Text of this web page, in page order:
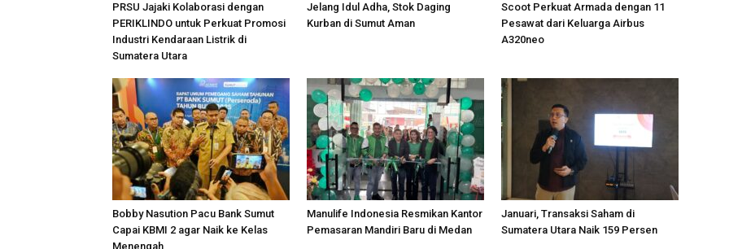
PRSU Jajaki Kolaborasi dengan
PERIKLINDO untuk Perkuat Promosi
Industri Kendaraan Listrik di
Sumatera Utara
Jelang Idul Adha, Stok Daging
Kurban di Sumut Aman
Scoot Perkuat Armada dengan 11
Pesawat dari Keluarga Airbus
A320neo
Bobby Nasution Pacu Bank Sumut
Capai KBMI 2 agar Naik ke Kelas
Menengah
Manulife Indonesia Resmikan Kantor
Pemasaran Mandiri Baru di Medan
Januari, Transaksi Saham di
Sumatera Utara Naik 159 Persen